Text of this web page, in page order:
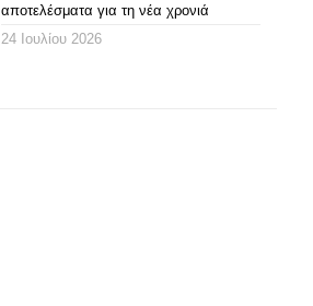
αποτελέσματα για τη νέα χρονιά
24 Ιουλίου 2026